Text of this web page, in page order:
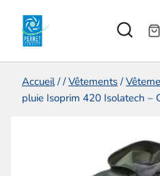
Accueil / / Vêtements /
pluie Isoprim 420 Isolatech –